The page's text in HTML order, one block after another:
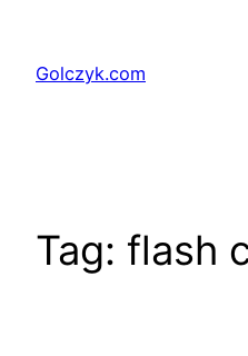
treściGolczyk.com
Tag: flash